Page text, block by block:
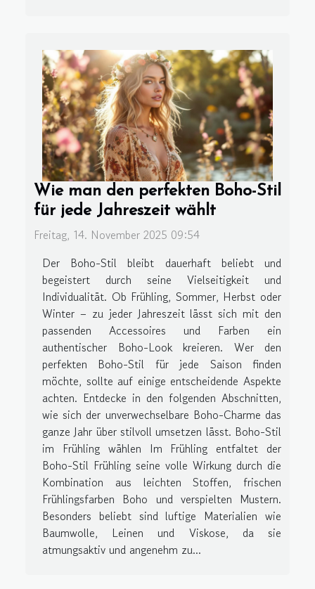
Wie man den perfekten Boho-Stil
für jede Jahreszeit wählt
Freitag, 14. November 2025 09:54
Der Boho-Stil bleibt dauerhaft beliebt und
begeistert durch seine Vielseitigkeit und
Individualität. Ob Frühling, Sommer, Herbst oder
Winter – zu jeder Jahreszeit lässt sich mit den
passenden Accessoires und Farben ein
authentischer Boho-Look kreieren. Wer den
perfekten Boho-Stil für jede Saison finden
möchte, sollte auf einige entscheidende Aspekte
achten. Entdecke in den folgenden Abschnitten,
wie sich der unverwechselbare Boho-Charme das
ganze Jahr über stilvoll umsetzen lässt. Boho-Stil
im Frühling wählen Im Frühling entfaltet der
Boho-Stil Frühling seine volle Wirkung durch die
Kombination aus leichten Stoffen, frischen
Frühlingsfarben Boho und verspielten Mustern.
Besonders beliebt sind luftige Materialien wie
Baumwolle, Leinen und Viskose, da sie
atmungsaktiv und angenehm zu...